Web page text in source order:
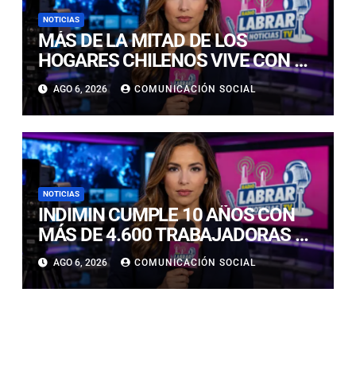
NOTICIAS
MÁS DE LA MITAD DE LOS
HOGARES CHILENOS VIVE CON UN
GATO: LAS CLAVES PARA
CUIDARLOS Y PREVENIR
PROBLEMAS DE SALUD
AGO 6, 2026 COMUNICACIÓN SOCIAL
NOTICIAS
INDIMIN CUMPLE 10 AÑOS CON
MÁS DE 4.600 TRABAJADORAS Y
TRABAJADORES IMPACTADOS
POR SUS SOLUCIONES
TECNOLÓGICAS EN MINERÍA
AGO 6, 2026 COMUNICACIÓN SOCIAL